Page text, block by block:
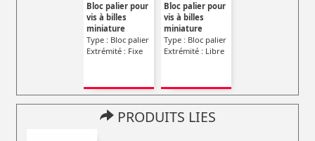
Bloc palier pour
vis à billes
miniature
Type : Bloc palier
Extrémité : Fixe
Bloc palier pour
vis à billes
miniature
Type : Bloc palier
Extrémité : Libre
PRODUITS LIES